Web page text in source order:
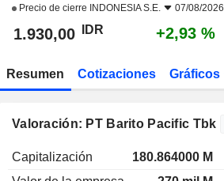
Precio de cierre INDONESIA S.E. 07/08/2026
1.930,00 IDR +2,93 %
Resumen Cotizaciones Gráficos
Valoración: PT Barito Pacific Tbk
Capitalización 180.864000 M